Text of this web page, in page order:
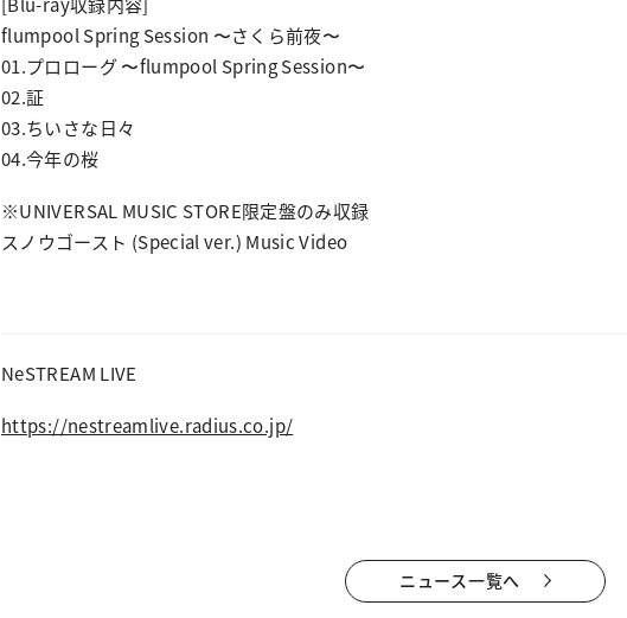
flumpool Spring Session 〜さくら前夜〜
01.プロローグ 〜flumpool Spring Session〜
02.証
03.ちいさな日々
04.今年の桜
※UNIVERSAL MUSIC STORE限定盤のみ収録
スノウゴースト (Special ver.) Music Video
NeSTREAM LIVE
https://nestreamlive.radius.co.jp/
ニュース一覧へ